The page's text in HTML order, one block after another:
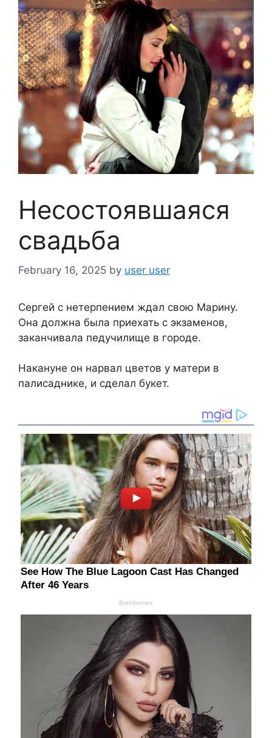
Несостоявшаяся
свадьба
February 16, 2025 by user user
Сергей с нетерпением ждал свою Марину.
Она должна была приехать с экзаменов,
заканчивала педучилище в городе.
Накануне он нарвал цветов у матери в
палисаднике, и сделал букет.